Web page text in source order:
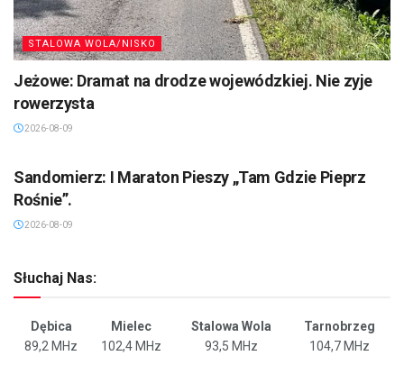
STALOWA WOLA/NISKO
Jeżowe: Dramat na drodze wojewódzkiej. Nie zyje
rowerzysta
2026-08-09
Sandomierz: I Maraton Pieszy „Tam Gdzie Pieprz
Rośnie”.
2026-08-09
Słuchaj Nas:
Dębica Mielec Stalowa Wola
Tarnobrzeg
89,2 MHz
102,4 MHz 93,5 MHz 104,7 MHz